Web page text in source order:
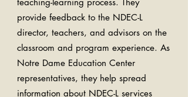
provide feedback to the NDEC-L
director, teachers, and advisors on the
classroom and program experience. ​As
Notre Dame Education Center
representatives, they help spread
information about NDEC-L services